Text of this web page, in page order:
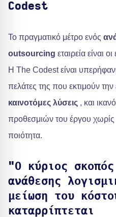
Codest
Το πραγματικό μέτρο ενός
outsourcing εταιρεία είναι
Η The Codest είναι
πελάτες της που εκτιμούν την
καινοτόμες λύσεις , και
προθεσμιών του έργου
ποιότητα.
"Ο κύριος
ανάθεσης
μείωση του
καταρρίπτεται